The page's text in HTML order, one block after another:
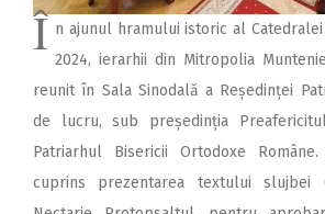
Î n ajunul hramului istoric al Catedralei
2024, ierarhii din Mitropolia
reunit în Sala Sinodală a Reședinței
de lucru, sub preșe­dinția
Patriarhul Bisericii Ortodoxe
cuprins prezentarea textului slujbei